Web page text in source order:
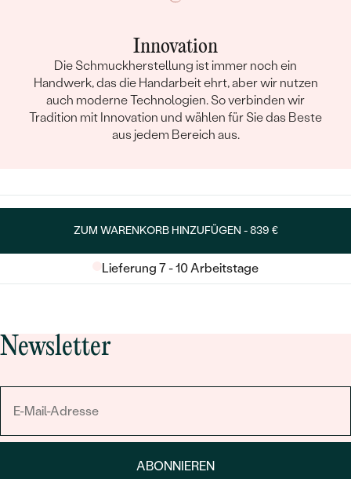
Innovation
Die Schmuckherstellung ist immer noch ein
Handwerk, das die Handarbeit ehrt, aber wir nutzen
auch moderne Technologien. So verbinden wir
Tradition mit Innovation und wählen für Sie das Beste
aus jedem Bereich aus.
ZUM WARENKORB HINZUFÜGEN -839 €
Lieferung 7 - 10 Arbeitstage
Newsletter
ABONNIEREN